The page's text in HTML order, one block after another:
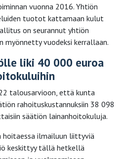
vuonna 2016. Yhtiön
tuotot kattamaan kulut
on seurannut yhtiön
myönnetty vuodeksi kerrallaan.
liki 40 000 euroa
talousarvioon, että kunta
rahoituskustannuksiin 38 098
säätiön lainanhoitokuluja.
hoitaessa ilmailuun liittyviä
keskittyy tällä hetkellä